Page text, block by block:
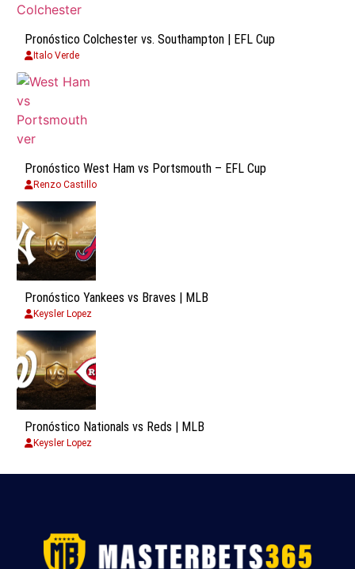
Pronóstico Colchester vs. Southampton | EFL Cup
Italo Verde
Pronóstico West Ham vs Portsmouth – EFL Cup
Renzo Castillo
Pronóstico Yankees vs Braves | MLB
Keysler Lopez
Pronóstico Nationals vs Reds | MLB
Keysler Lopez